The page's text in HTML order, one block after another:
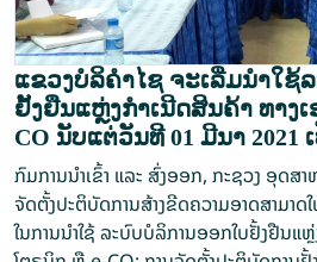
ແຂວງບໍລິຄຳໄຊ ຈະເລີ່ມນໍາໃຊ້
ຢັ້ງຢືນແຫຼ່ງກໍາເນີດສິນຄ້າ ທາງເ
CO ນັບແຕ່ວັນທີ 01 ມີນາ 2021
ກົມການນໍາເຂົ້າ ແລະ ສົ່ງອອກ, ກະຊວງ ອຸດສາ
ຈັດຕັ້ງປະຕິບັດການສ້າງຂີດຄວາມອາດສາມາ
ໃນການນໍາໃຊ້ ລະບົບບໍລິການອອກໃບຢັ້ງຢືນແຫຼ່